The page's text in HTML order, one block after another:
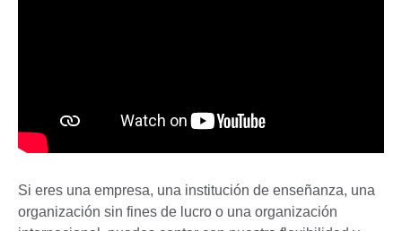
Si eres una empresa, una institución de enseñanza, una
organización sin fines de lucro o una organización